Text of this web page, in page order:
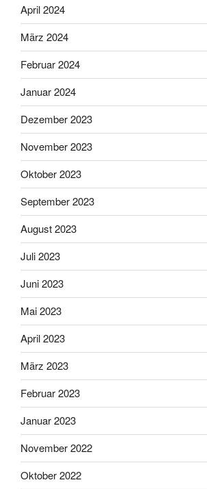
April 2024
März 2024
Februar 2024
Januar 2024
Dezember 2023
November 2023
Oktober 2023
September 2023
August 2023
Juli 2023
Juni 2023
Mai 2023
April 2023
März 2023
Februar 2023
Januar 2023
November 2022
Oktober 2022